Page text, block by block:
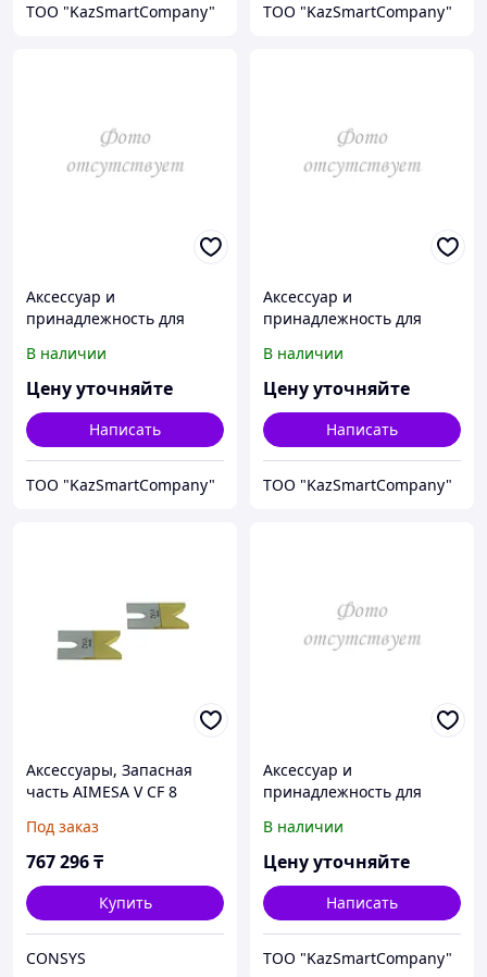
ТОО "KazSmartCompany" ТОО "KazSmartCompany"
Аксессуар и
принадлежность для
калибровки Fluke
Calibration 3103-3
В наличии
Цену уточняйте
Написать
ТОО "KazSmartCompany"
Аксессуар и
принадлежность для
калибровки Fluke
Calibration 3103-Y
В наличии
Цену уточняйте
Написать
ТОО "KazSmartCompany"
Аксессуары, Запасная
часть AIMESA V CF 8
Под заказ
767 296₸
Купить
CONSYS
Аксессуар и
принадлежность для
калибровки Fluke
Calibration 3103-6
В наличии
Цену уточняйте
Написать
ТОО "KazSmartCompany"